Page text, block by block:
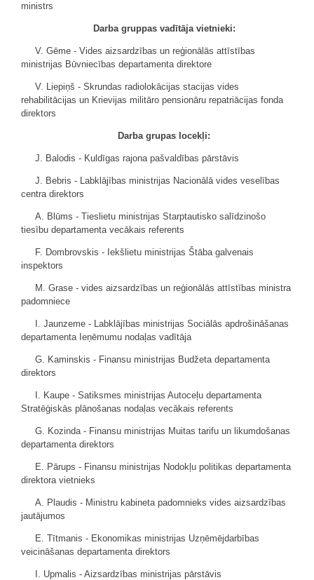
ministrs
Darba gruppas vadītāja vietnieki:
V. Gēme - Vides aizsardzības un reģionālās attīstības
ministrijas Būvniecības departamenta direktore
V. Liepiņš - Skrundas radiolokācijas stacijas vides
rehabilitācijas un Krievijas militāro pensionāru repatriācijas fonda
direktors
Darba grupas locekļi:
J. Balodis - Kuldīgas rajona pašvaldības pārstāvis
J. Bebris - Labklājības ministrijas Nacionālā vides veselības
centra direktors
A. Blūms - Tieslietu ministrijas Starptautisko salīdzinošo
tiesību departamenta vecākais referents
F. Dombrovskis - Iekšlietu ministrijas Štāba galvenais
inspektors
M. Grase - vides aizsardzības un reģionālās attīstības ministra
padomniece
I. Jaunzeme - Labklājības ministrijas Sociālās apdrošināšanas
departamenta Ieņēmumu nodaļas vadītāja
G. Kaminskis - Finansu ministrijas Budžeta departamenta
direktors
I. Kaupe - Satiksmes ministrijas Autoceļu departamenta
Stratēģiskās plānošanas nodaļas vecākais referents
G. Kozinda - Finansu ministrijas Muitas tarifu un likumdošanas
departamenta direktors
E. Pārups - Finansu ministrijas Nodokļu politikas departamenta
direktora vietnieks
A. Plaudis - Ministru kabineta padomnieks vides aizsardzības
jautājumos
E. Tītmanis - Ekonomikas ministrijas Uzņēmējdarbības
veicināšanas departamenta direktors
I. Upmalis - Aizsardzības ministrijas pārstāvis